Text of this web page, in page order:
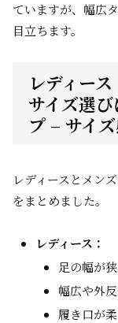
ていますが、幅広
目立ちます。
レディー
サイズ選
プ – サイ
レディースとメン
をまとめました。
レディース：
足の幅が
幅広や外
履き口が